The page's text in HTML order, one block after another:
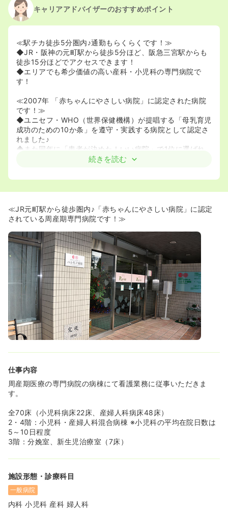
キャリアアドバイザーのおすすめポイント
≪駅チカ徒歩5分圏内♪通勤もらくらくです！≫
◆JR・阪神の元町駅から徒歩5分ほど、阪急三宮駅からも
徒歩15分ほどでアクセスできます！
◆エリアでも希少価値の高い産科・小児科の専門病院で
す！
≪2007年 「赤ちゃんにやさしい病院」に認定された病院
です！≫
◆ユニセフ・WHO（世界保健機構）が提唱する「母乳育児
成功のための10か条」を遵守・実践する病院として認定さ
れました♪
◆また同年に「患者が決めた！いい病院」で1位に選ばれ
ました！※2007年度 近畿・東海版” （オリコン・エンタテ
◆1951年に診療所からスタートした歴史ある病院です！
続きを読む
≪JR元町駅から徒歩圏内♪「赤ちゃんにやさしい病院」に認定
されている周産期専門病院です！≫
仕事内容
周産期医療の専門病院の病棟にて看護業務に従事いただきま
す。
全70床（小児科病床22床、産婦人科病床48床）
2・4階：小児科・産婦人科混合病棟 ※小児科の平均在院日数は
5～10日程度
3階：分娩室、新生児治療室（7床）
施設形態・診療科目
一般病院
内科 小児科 産科 婦人科